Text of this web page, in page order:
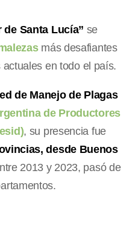
Santa Lucía” se
más desafiantes
en todo el país.
de Manejo de Plagas
de Productores
, su presencia fue
desde Buenos
2013 y 2023, pasó de